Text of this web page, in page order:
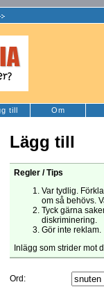
till Om
Lägg till
Regler / Tips
Var tydlig.
om så behövs.
Tyck gärna
diskriminering.
Gör inte reklam.
Inlägg som strider mot
Ord: